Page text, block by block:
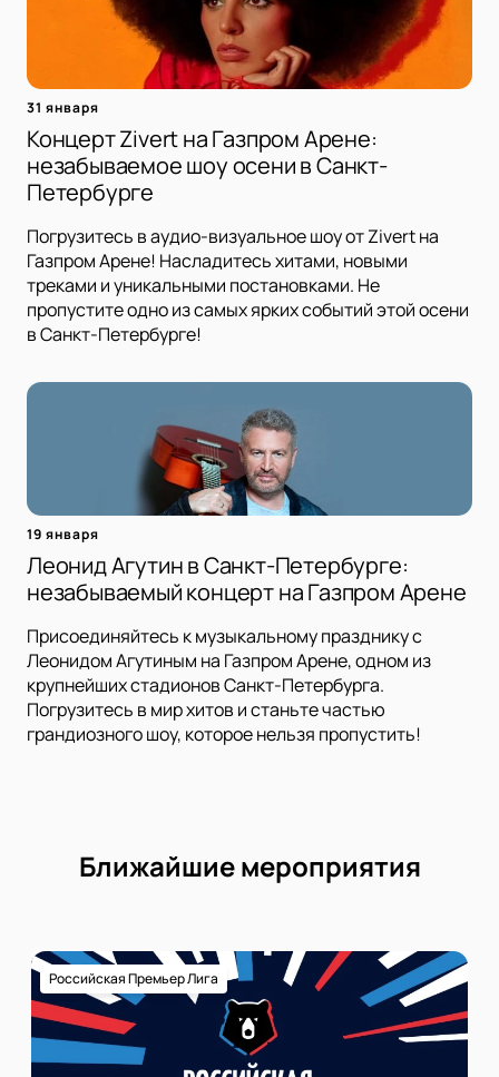
31 января
Концерт Zivert на Газпром Арене:
незабываемое шоу осени в Санкт-
Петербурге
Погрузитесь в аудио-визуальное шоу от Zivert на
Газпром Арене! Насладитесь хитами, новыми
треками и уникальными постановками. Не
пропустите одно из самых ярких событий этой осени
в Санкт-Петербурге!
19 января
Леонид Агутин в Санкт-Петербурге:
незабываемый концерт на Газпром Арене
Присоединяйтесь к музыкальному празднику с
Леонидом Агутиным на Газпром Арене, одном из
крупнейших стадионов Санкт-Петербурга.
Погрузитесь в мир хитов и станьте частью
грандиозного шоу, которое нельзя пропустить!
Ближайшие мероприятия
Российская Премьер Лига